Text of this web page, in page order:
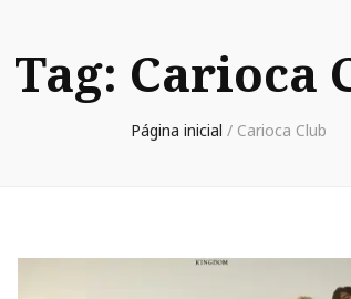
Tag: Carioca
Página inicial / Carioca Club